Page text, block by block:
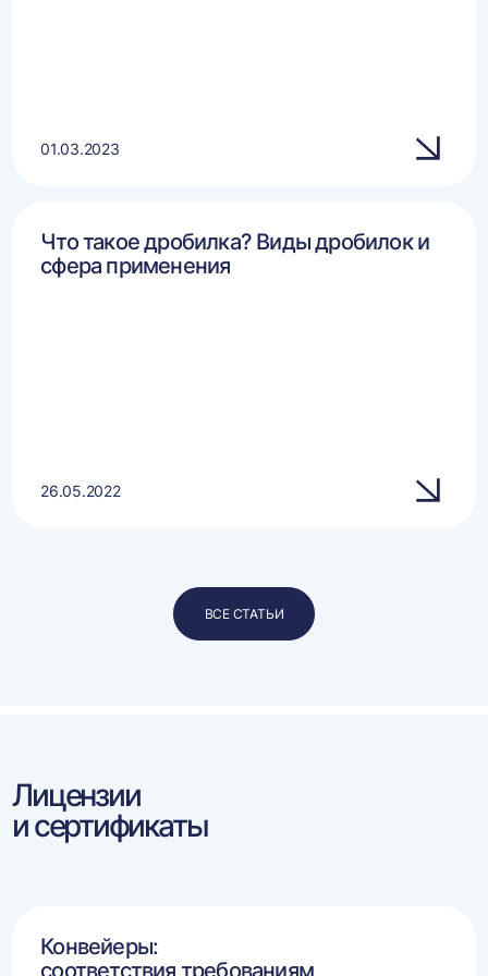
01.03.2023
Что такое дробилка? Виды дробилок и
сфера применения
26.05.2022
ВСЕ СТАТЬИ
Лицензии
и сертификаты
Конвейеры:
соответствия требованиям